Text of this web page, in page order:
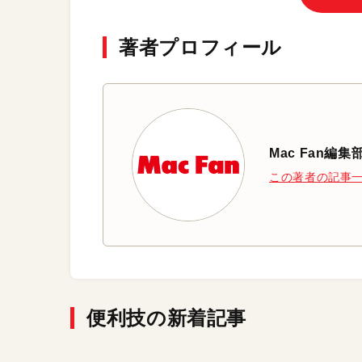
著者プロフィール
Mac Fan編集
この著者の記事
便利技の新着記事